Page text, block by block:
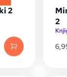
2
2